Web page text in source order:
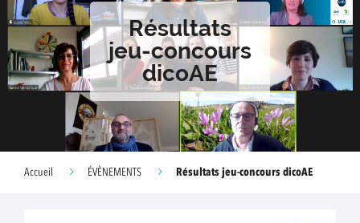
Résultats
jeu-concours
dicoAE
Accueil ÉVÈNEMENTS Résultats jeu-concours dicoAE